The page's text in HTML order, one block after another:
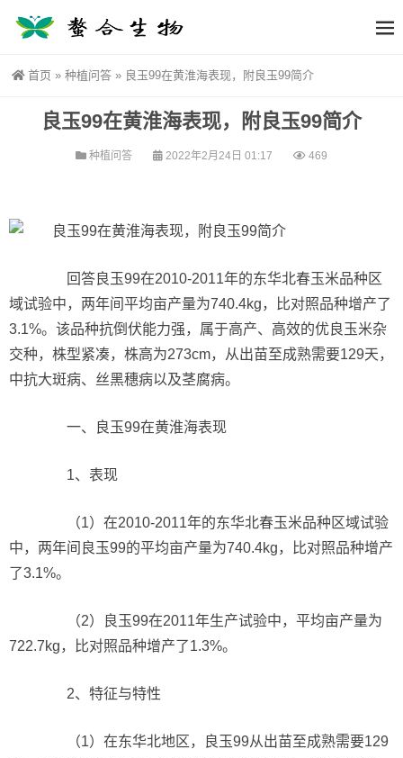
首页 » 种植问答 » 良玉99在黄淮海表现，附良玉99简介
良玉99在黄淮海表现，附良玉99简介
种植问答 2022年2月24日 01:17 469
回答良玉99在2010-2011年的东华北春玉米品种区
域试验中，两年间平均亩产量为740.4kg，比对照品种增产了
3.1%。该品种抗倒伏能力强，属于高产、高效的优良玉米杂
交种，株型紧凑，株高为273cm，从出苗至成熟需要129天，
中抗大斑病、丝黑穗病以及茎腐病。
一、良玉99在黄淮海表现
1、表现
（1）在2010-2011年的东华北春玉米品种区域试验
中，两年间良玉99的平均亩产量为740.4kg，比对照品种增产
了3.1%。
（2）良玉99在2011年生产试验中，平均亩产量为
722.7kg，比对照品种增产了1.3%。
2、特征与特性
（1）在东华北地区，良玉99从出苗至成熟需要129